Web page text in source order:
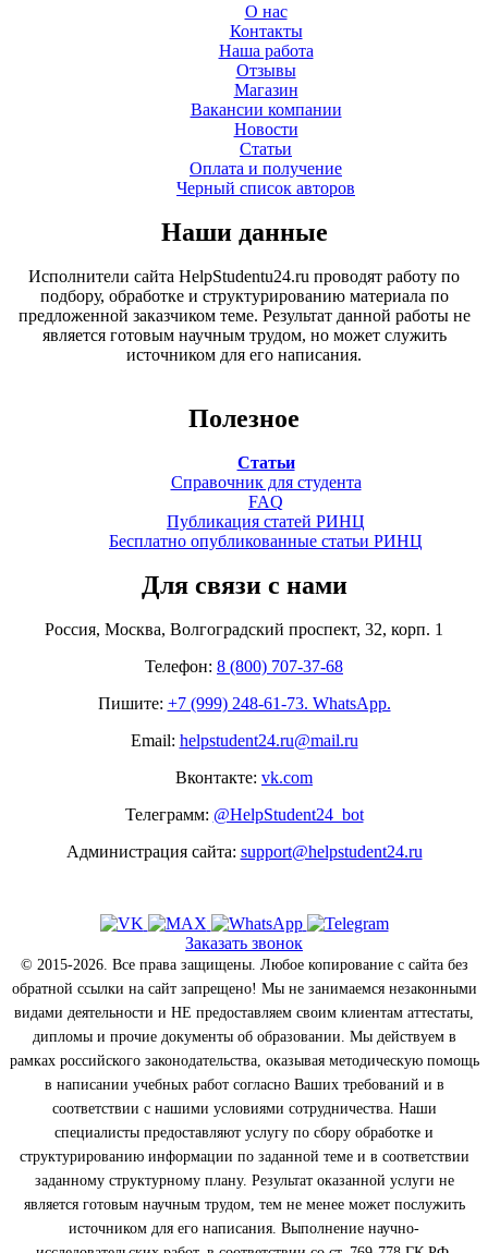
О нас
Контакты
Наша работа
Отзывы
Магазин
Вакансии компании
Новости
Статьи
Оплата и получение
Черный список авторов
Наши данные
Исполнители сайта HelpStudentu24.ru проводят работу по
подбору, обработке и структурированию материала по
предложенной заказчиком теме. Результат данной работы не
является готовым научным трудом, но может служить
источником для его написания.
Полезное
Статьи
Справочник для студента
FAQ
Публикация статей РИНЦ
Бесплатно опубликованные статьи РИНЦ
Для связи с нами
Россия, Москва, Волгоградский проспект, 32, корп. 1
Телефон: 8 (800) 707-37-68
Пишите: +7 (999) 248-61-73. WhatsApp.
Email: helpstudent24.ru@mail.ru
Вконтакте: vk.com
Телеграмм: @HelpStudent24_bot
Администрация сайта: support@helpstudent24.ru
Заказать звонок
© 2015-2026. Все права защищены. Любое копирование с сайта без
обратной ссылки на сайт запрещено! Мы не занимаемся незаконными
видами деятельности и НЕ предоставляем своим клиентам аттестаты,
дипломы и прочие документы об образовании. Мы действуем в
рамках российского законодательства, оказывая методическую помощь
в написании учебных работ согласно Ваших требований и в
соответствии с нашими условиями сотрудничества. Наши
специалисты предоставляют услугу по сбору обработке и
структурированию информации по заданной теме и в соответствии
заданному структурному плану. Результат оказанной услуги не
является готовым научным трудом, тем не менее может послужить
источником для его написания. Выполнение научно-